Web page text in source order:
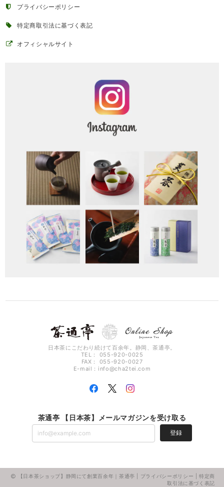
プライバシーポリシー
特定商取引法に基づく表記
オフィシャルサイト
日本茶にこだわり続けて百余年。静岡、茶通亭。
TEL： 055-920-0025
FAX： 055-920-0027
E-mail： info@cha2tei.com
茶通亭 【日本茶】メールマガジンを受け取る
登録
【日本茶ショップ】静岡にて創業百余年｜茶通亭 | プライバシーポリシー |特定商
取引法に基づく表記